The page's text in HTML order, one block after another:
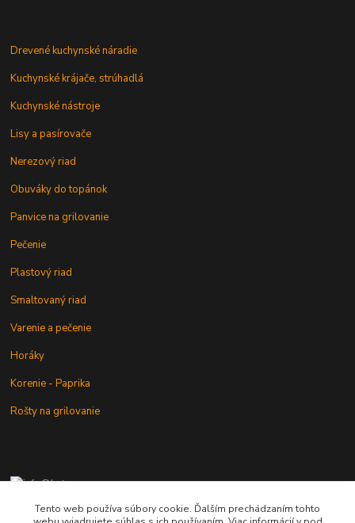
Drevené kuchynské náradie
Kuchynské krájače, strúhadlá
Kuchynské nástroje
Lisy a pasírovače
Nerezový riad
Obuváky do topánok
Panvice na grilovanie
Pečenie
Plastový riad
Smaltovaný riad
Varenie a pečenie
Horáky
Korenie - Paprika
Rošty na grilovanie
+421 902 212 007
od 8:00 - do 16:00 hod
Tento web používa súbory cookie. Ďalším prechádzaním tohto